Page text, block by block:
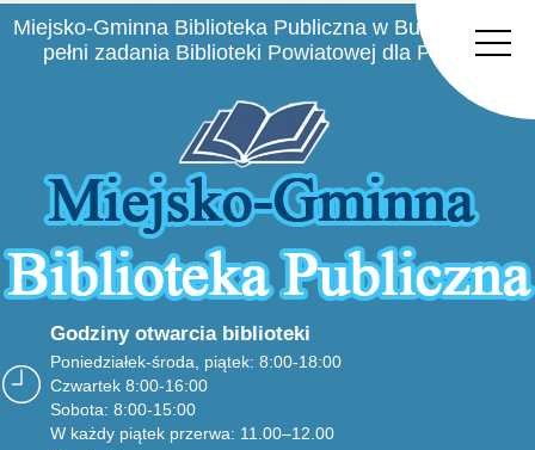
Miejsko-Gminna Biblioteka Publiczna w Busku-Zdroju
pełni zadania Biblioteki Powiatowej dla Powiatu
Godziny otwarcia biblioteki
Poniedziałek-środa, piątek: 8:00-18:00
Czwartek 8:00-16:00
Sobota: 8:00-15:00
W każdy piątek przerwa: 11.00–12.00